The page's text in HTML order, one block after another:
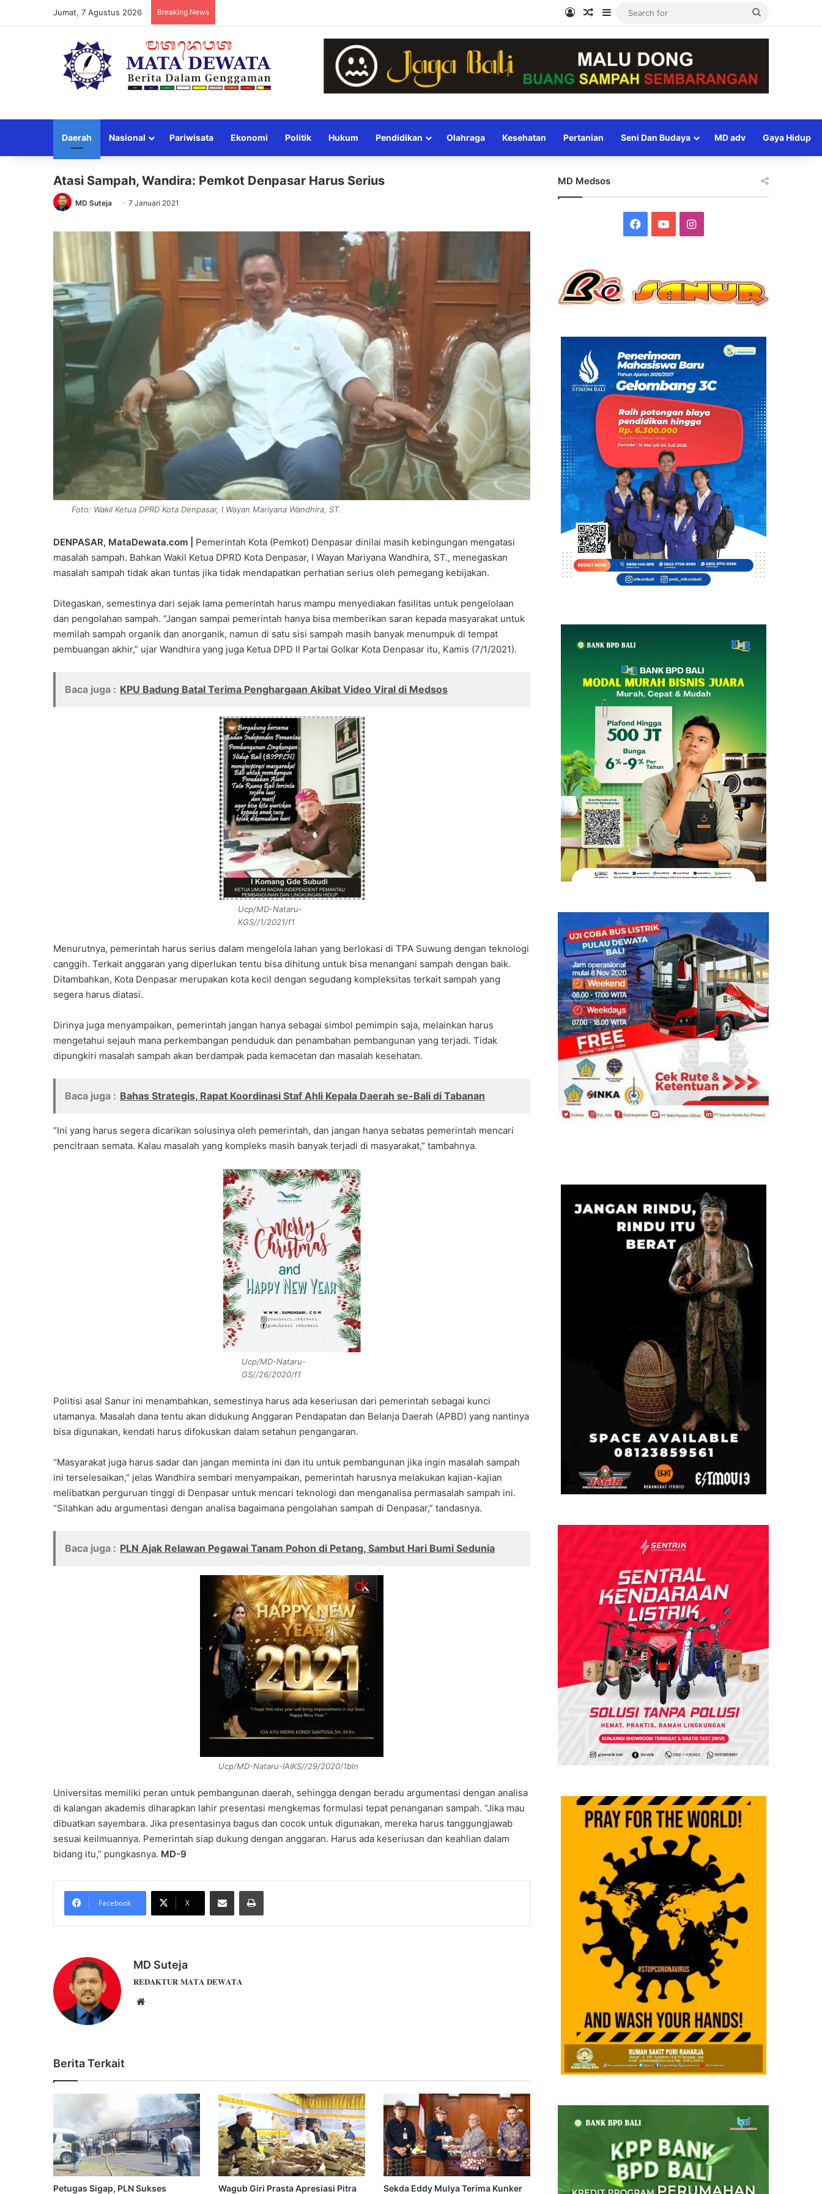
Jumat, 7 Agustus 2026 Breaking News Log InRandom Article
Sidebar
Daerah Nasional Pariwisata Ekonomi Politik Hukum Pendidikan Olahraga Kesehatan Pertanian Seni Dan Budaya MD adv Gaya Hidup
Atasi Sampah, Wandira: Pemkot Denpasar Harus Serius
MD Suteja 7 Januari 2021
Foto: Wakil Ketua DPRD Kota Denpasar, I Wayan Mariyana Wandhira, ST.
DENPASAR, MataDewata.com |
Pemerintah Kota (Pemkot) Denpasar dinilai masih kebingungan mengatasi
masalah sampah. Bahkan Wakil Ketua DPRD Kota Denpasar, I Wayan Mariyana Wandhira, ST., menegaskan
masalah sampah tidak akan tuntas jika tidak mendapatkan perhatian serius oleh pemegang kebijakan.
Ditegaskan, semestinya dari sejak lama pemerintah harus mampu menyediakan fasilitas untuk pengelolaan
dan pengolahan sampah. “Jangan sampai pemerintah hanya bisa memberikan saran kepada masyarakat untuk
memilah sampah organik dan anorganik, namun di satu sisi sampah masih banyak menumpuk di tempat
pembuangan akhir,” ujar Wandhira yang juga Ketua DPD II Partai Golkar Kota Denpasar itu, Kamis (7/1/2021).
Baca juga : KPU Badung Batal Terima Penghargaan Akibat Video Viral di Medsos
Ucp/MD-Nataru-
KGS//1/2021/f1
Menurutnya, pemerintah harus serius dalam mengelola lahan yang berlokasi di TPA Suwung dengan teknologi
canggih. Terkait anggaran yang diperlukan tentu bisa dihitung untuk bisa menangani sampah dengan baik.
Ditambahkan, Kota Denpasar merupakan kota kecil dengan segudang kompleksitas terkait sampah yang
segera harus diatasi.
Dirinya juga menyampaikan, pemerintah jangan hanya sebagai simbol pemimpin saja, melainkan harus
mengetahui sejauh mana perkembangan penduduk dan penambahan pembangunan yang terjadi. Tidak
dipungkiri masalah sampah akan berdampak pada kemacetan dan masalah kesehatan.
Baca juga : Bahas Strategis, Rapat Koordinasi Staf Ahli Kepala Daerah se-Bali di Tabanan
“Ini yang harus segera dicarikan solusinya oleh pemerintah, dan jangan hanya sebatas pemerintah mencari
pencitraan semata. Kalau masalah yang kompleks masih banyak terjadi di masyarakat,” tambahnya.
Ucp/MD-Nataru-
GS//26/2020/f1
Politisi asal Sanur ini menambahkan, semestinya harus ada keseriusan dari pemerintah sebagai kunci
utamanya. Masalah dana tentu akan didukung Anggaran Pendapatan dan Belanja Daerah (APBD) yang nantinya
bisa digunakan, kendati harus difokuskan dalam setahun pengangaran.
“Masyarakat juga harus sadar dan jangan meminta ini dan itu untuk pembangunan jika ingin masalah sampah
ini terselesaikan,” jelas Wandhira sembari menyampaikan, pemerintah harusnya melakukan kajian-kajian
melibatkan perguruan tinggi di Denpasar untuk mencari teknologi dan menganalisa permasalah sampah ini.
“Silahkan adu argumentasi dengan analisa bagaimana pengolahan sampah di Denpasar,” tandasnya.
Baca juga : PLN Ajak Relawan Pegawai Tanam Pohon di Petang, Sambut Hari Bumi Sedunia
Ucp/MD-Nataru-IAIKS//29/2020/1bln
Universitas memiliki peran untuk pembangunan daerah, sehingga dengan beradu argumentasi dengan analisa
di kalangan akademis diharapkan lahir presentasi mengkemas formulasi tepat penanganan sampah. “Jika mau
dibuatkan sayembara. Jika presentasinya bagus dan cocok untuk digunakan, mereka harus tanggungjawab
sesuai keilmuannya. Pemerintah siap dukung dengan anggaran. Harus ada keseriusan dan keahlian dalam
bidang itu,” pungkasnya. MD-9
Facebook X
Share via Email Print
MD Suteja
𝐑𝐄𝐃𝐀𝐊𝐓𝐔𝐑 𝐌𝐀𝐓𝐀 𝐃𝐄𝐖𝐀𝐓𝐀
Berita Terkait
Petugas Sigap, PLN Sukses Wagub Giri Prasta Apresiasi Pitra Sekda Eddy Mulya Terima Kunker
MD Medsos
Facebook
YouTubeInstagram